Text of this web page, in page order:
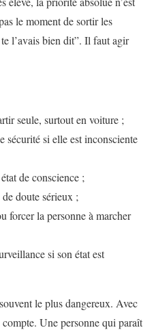
le moment de sortir les
l’avais bien dit”. Il faut agir
seule, surtout en voiture ;
sécurité si elle est inconsciente
de conscience ;
doute sérieux ;
forcer la personne à marcher
si son état est
le plus dangereux. Avec
Une personne qui paraît